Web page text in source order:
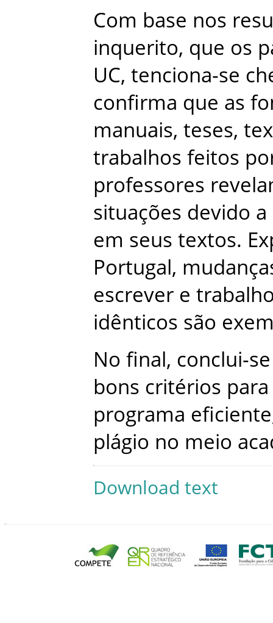
Com base nos
inquerito, que os
UC, tenciona-se
confirma que as
manuais, teses,
trabalhos feitos
professores
situações devido a
em seus textos.
Portugal,
escrever e
idênticos são
No final, conclui-se
bons critérios para
programa eficiente
plágio no meio
Download text